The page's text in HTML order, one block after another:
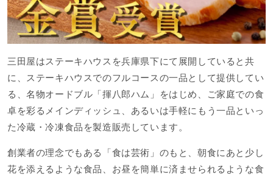
三田屋はステーキハウスを兵庫県下にて展開していると共
に、ステーキハウスでのフルコースの一品として提供してい
る、名物オードブル「揮八郎ハム」をはじめ、ご家庭での食
卓を彩るメインディッシュ、あるいは手軽にもう一品といっ
た冷蔵・冷凍食品を製造販売しています。
創業者の理念でもある「食は芸術」のもと、朝食にあと少し
花を添えるような食品、お昼を簡単に済ませられるような食